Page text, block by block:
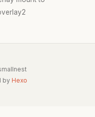
by Hexo